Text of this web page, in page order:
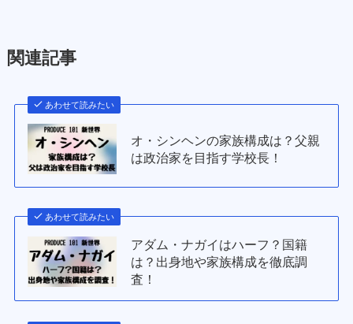
関連記事
あわせて読みたい
オ・シンヘンの家族構成は？父親
は政治家を目指す学校長！
あわせて読みたい
アダム・ナガイはハーフ？国籍
は？出身地や家族構成を徹底調
査！